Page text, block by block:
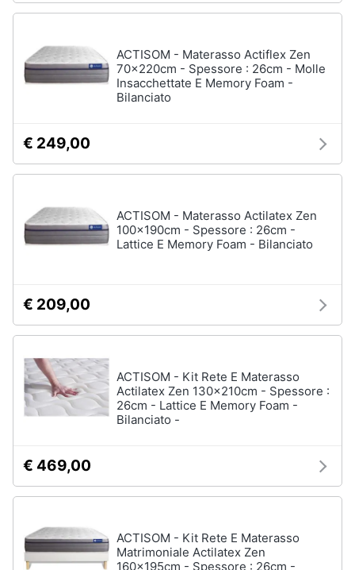
ACTISOM - Materasso Actiflex Zen
70x220cm - Spessore : 26cm - Molle
Insacchettate E Memory Foam -
Bilanciato
€ 249,00
ACTISOM - Materasso Actilatex Zen
100x190cm - Spessore : 26cm -
Lattice E Memory Foam - Bilanciato
€ 209,00
ACTISOM - Kit Rete E Materasso
Actilatex Zen 130x210cm - Spessore :
26cm - Lattice E Memory Foam -
Bilanciato -
€ 469,00
ACTISOM - Kit Rete E Materasso
Matrimoniale Actilatex Zen
160x195cm - Spessore : 26cm -